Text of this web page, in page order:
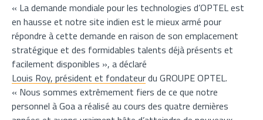
« La demande mondiale pour les technologies d’OPTEL est
en hausse et notre site indien est le mieux armé pour
répondre à cette demande en raison de son emplacement
stratégique et des formidables talents déjà présents et
facilement disponibles », a déclaré
Louis Roy, président et fondateurdu GROUPE OPTEL.
« Nous sommes extrêmement fiers de ce que notre
personnel à Goa a réalisé au cours des quatre dernières